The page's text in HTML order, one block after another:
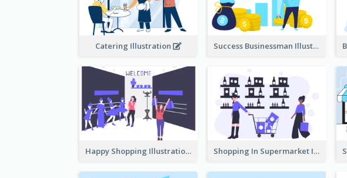
Catering Illustration Success Businessman Illustration
Happy Shopping Illustration Shopping In Supermarket Illustration